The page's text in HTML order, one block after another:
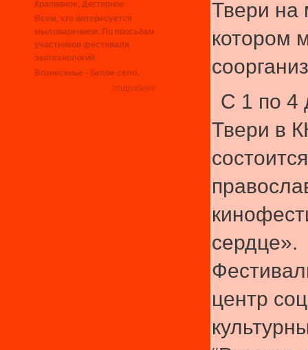
Крапивное, Дегтярное
Всем, кто интересуется
мыловарением. По просьбам
участников фестиваля
экотехнологий
Вознесенье - белое село.
подробнее
Твери на
котором
С 1 по 4
Твери в
сердце».
центр